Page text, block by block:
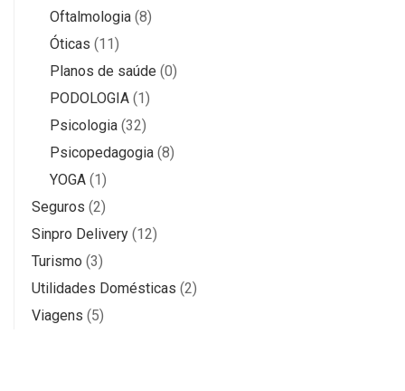
Oftalmologia (8)
Óticas (11)
Planos de saúde (0)
PODOLOGIA (1)
Psicologia (32)
Psicopedagogia (8)
YOGA (1)
Seguros (2)
Sinpro Delivery (12)
Turismo (3)
Utilidades Domésticas (2)
Viagens (5)